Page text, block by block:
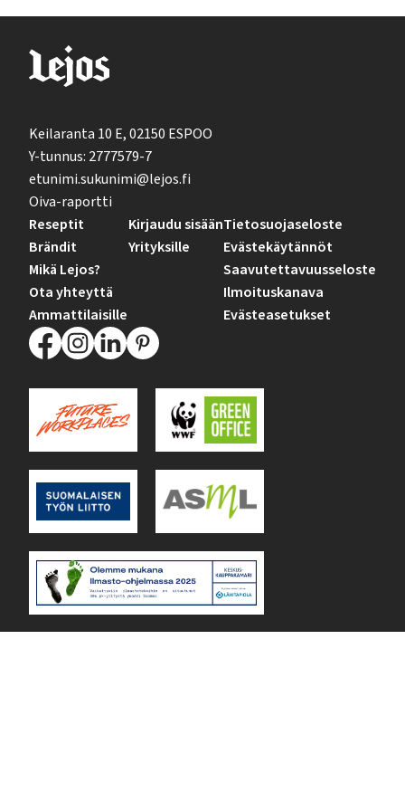
Keilaranta 10 E, 02150 ESPOO
Y-tunnus: 2777579-7
etunimi.sukunimi@lejos.fi
Oiva-raportti
Reseptit
Brändit
Mikä Lejos?
Ota yhteyttä
Ammattilaisille
Kirjaudu sisään
Yrityksille
Tietosuojaseloste
Evästekäytännöt
Saavutettavuusseloste
Ilmoituskanava
Evästeasetukset